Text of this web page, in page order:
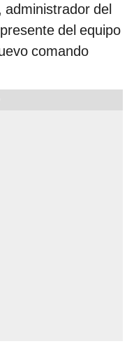
administrador del
del equipo
comando